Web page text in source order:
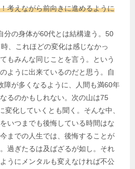
考えながら前向きに進めるように
分の身体が60代とは結構違う。50
、これほどの変化は感じなかっ
もみんな同じことを言う。という
ように出来ているのだと思う。自
障が多くなるように、人間も満60年
るのかもしれない。次の山は75
変化していくとも聞く。そんな中、
いつまでも後悔している時間はな
までの人生では、後悔することが
過ぎたるは及ばざるが如し。それ
うにメンタルも変えなければ不公